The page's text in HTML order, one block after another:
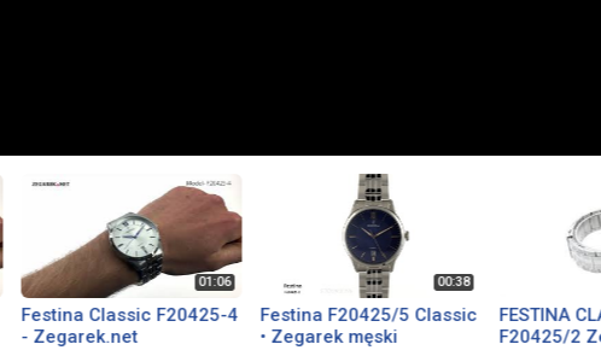
Festina Classic F20425-4
- Zegarek.net
Festina F20425/5 Classic
• Zegarek męski
FESTINA
F20425/2